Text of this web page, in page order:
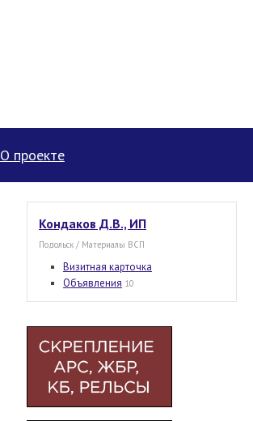
О проекте
Кондаков Д.В., ИП
Подольск / Материалы ВСП
Визитная карточка
Объявления 10